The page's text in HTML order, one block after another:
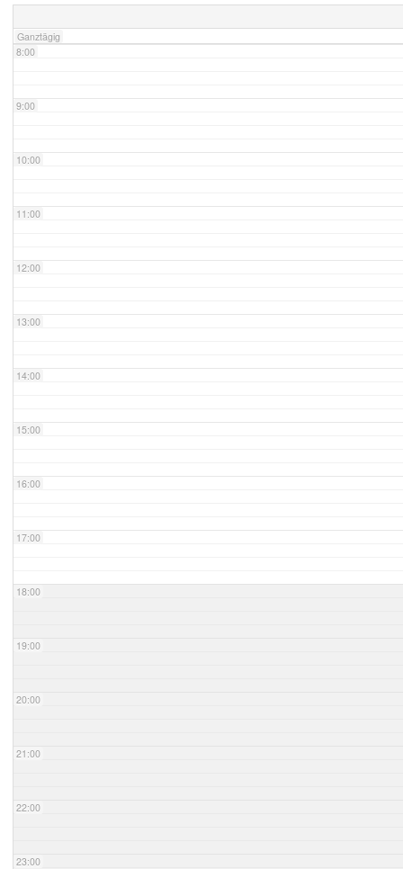
Ganztägig
8:00
9:00
10:00
11:00
12:00
13:00
14:00
15:00
16:00
17:00
18:00
19:00
20:00
21:00
22:00
23:00